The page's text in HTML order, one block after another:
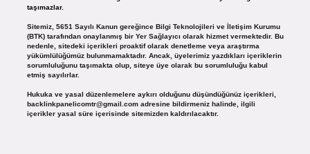
taşımazlar.
Sitemiz, 5651 Sayılı Kanun gereğince Bilgi Teknolojileri ve İletişim Kurumu
(BTK) tarafından onaylanmış bir Yer Sağlayıcı olarak hizmet vermektedir. Bu
nedenle, sitedeki içerikleri proaktif olarak denetleme veya araştırma
yükümlülüğümüz bulunmamaktadır. Ancak, üyelerimiz yazdıkları içeriklerin
sorumluluğunu taşımakta olup, siteye üye olarak bu sorumluluğu kabul
etmiş sayılırlar.
Hukuka ve yasal düzenlemelere aykırı olduğunu düşündüğünüz içerikleri,
backlinkpanelicomtr@gmail.comadresine bildirmeniz halinde, ilgili
içerikler yasal süre içerisinde sitemizden kaldırılacaktır.